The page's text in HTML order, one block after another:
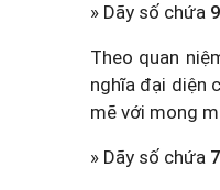
» Dãy số chứa
Theo quan
nghĩa đại diện
mẽ với mong
» Dãy số chứa